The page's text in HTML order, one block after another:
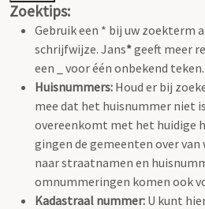
Zoektips:
Gebruik een * bij uw zoekterm
schrijfwijze. Jans*geeft meer
een _ voor één onbekend
Huisnummers: Houd er bij
mee dat het huisnummer niet
overeenkomt met het huidige
gingen de gemeenten over
naar straatnamen en
omnummeringen komen ook
Kadastraal nummer: U kunt